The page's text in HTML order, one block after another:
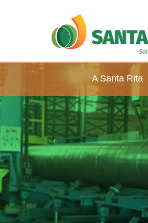
A Santa Rita